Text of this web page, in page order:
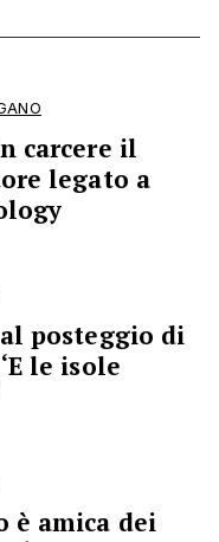
carcere il
legato a
posteggio di
le isole
è amica dei